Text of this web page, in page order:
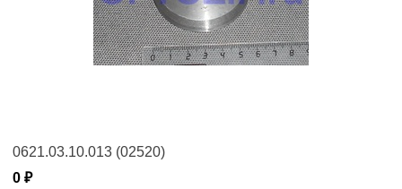
0621.03.10.013 (02520)
0 ₽